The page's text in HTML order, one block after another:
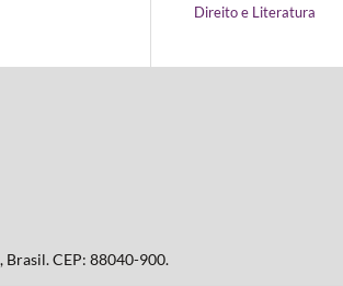
Direito e Literatura
Brasil. CEP: 88040-900.